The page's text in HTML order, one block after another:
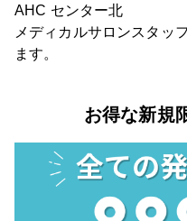
AHC センター北
メディカルサロンスタッ
ます。
お得な新規